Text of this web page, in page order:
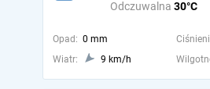
Odczuwalna 30°C
Opad: 0 mm
Wiatr:
9 km/h